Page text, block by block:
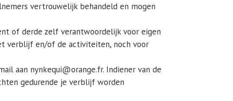
vertrouwelijk behandeld en mogen
of derde zelf verantwoordelijk voor eigen
verblijf en/of de activiteiten, noch voor
aan nynkequi@orange.fr. Indiener van de
gedurende je verblijf worden